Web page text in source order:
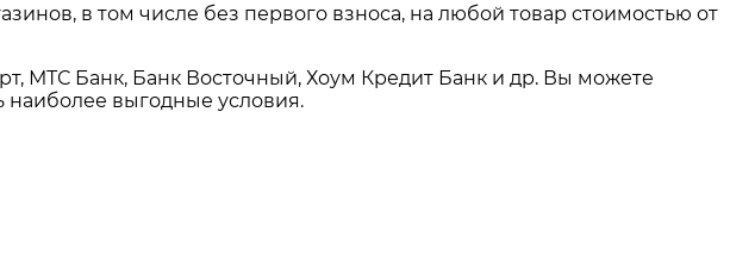
в том числе без первого взноса, на любой товар стоимостью от
МТС Банк, Банк Восточный, Хоум Кредит Банк и др. Вы можете
наиболее выгодные условия.